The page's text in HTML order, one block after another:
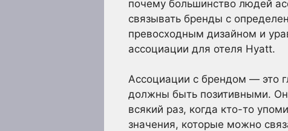
почему большинство людей
связывать бренды с
превосходным дизайном и
ассоциации для отеля Hyatt.
Ассоциации с брендом — это
должны быть позитивными.
всякий раз, когда кто-то
значения, которые можно